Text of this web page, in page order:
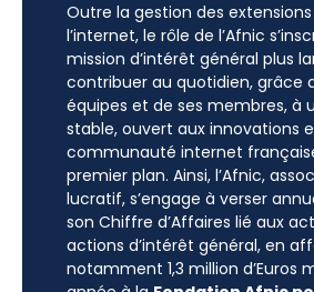
Outre la gestion des
l’internet, le rôle de l’Afnic
mission d’intérêt général plus
contribuer au quotidien, grâce
équipes et de ses membres, à
stable, ouvert aux innovations
communauté internet
premier plan. Ainsi, l’Afnic,
lucratif, s’engage à verser
son Chiffre d’Affaires lié aux
actions d’intérêt général, en
notamment 1,3 million d’Euros